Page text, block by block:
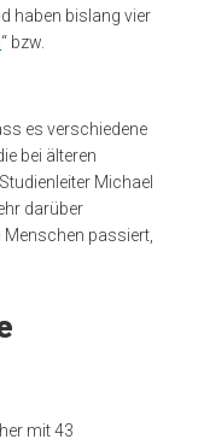
haben bislang vier
“ bzw.
es verschiedene
bei älteren
Michael
darüber
passiert,
mit 43